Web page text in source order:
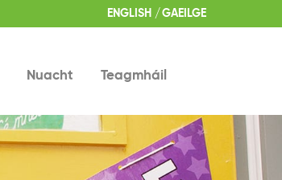
ENGLISH GAEILGE
Nuacht Teagmháil